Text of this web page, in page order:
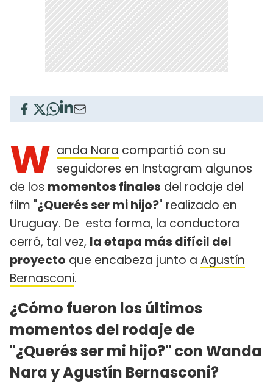
W anda Nara compartió con su
seguidores en Instagram algunos
de los momentos finales del rodaje del
film "¿Querés ser mi hijo?" realizado en
Uruguay. De esta forma, la conductora
cerró, tal vez, la etapa más difícil del
proyecto que encabeza junto a Agustín
Bernasconi.
¿Cómo fueron los últimos
momentos del rodaje de
"¿Querés ser mi hijo?" con Wanda
Nara y Agustín Bernasconi?